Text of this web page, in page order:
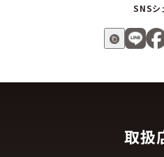
SNSシ
取扱